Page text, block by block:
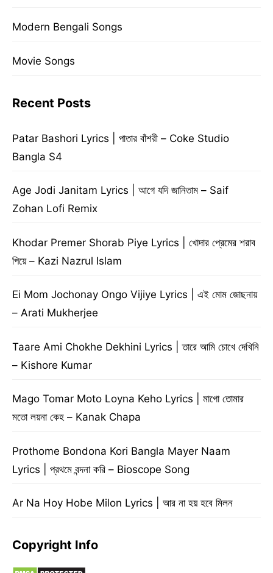
Modern Bengali Songs
Movie Songs
Recent Posts
Patar Bashori Lyrics | পাতার বাঁশরী – Coke Studio
Bangla S4
Age Jodi Janitam Lyrics | আগে যদি জানিতাম – Saif
Zohan Lofi Remix
Khodar Premer Shorab Piye Lyrics | খোদার প্রেমের শরাব
পিয়ে – Kazi Nazrul Islam
Ei Mom Jochonay Ongo Vijiye Lyrics | এই মোম জোছনায়
– Arati Mukherjee
Taare Ami Chokhe Dekhini Lyrics | তারে আমি চোখে দেখিনি
– Kishore Kumar
Mago Tomar Moto Loyna Keho Lyrics | মাগো তোমার
মতো লয়না কেহ – Kanak Chapa
Prothome Bondona Kori Bangla Mayer Naam
Lyrics | প্রথমে বন্দনা করি – Bioscope Song
Ar Na Hoy Hobe Milon Lyrics | আর না হয় হবে মিলন
Copyright Info